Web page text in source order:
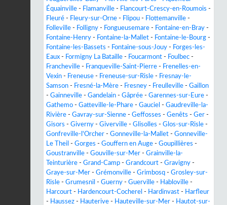
Équainville - Flamanville - Flancourt-Crescy-en-Roumois -
Fleuré - Fleury-sur-Orne - Flipou - Flottemanville -
Folleville - Folligny - Fongueusemare - Fontaine-en-Bray -
Fontaine-Henry - Fontaine-la-Mallet - Fontaine-le-Bourg -
Fontaine-les-Bassets - Fontaine-sous-Jouy - Forges-les-
Eaux - Formigny La Bataille - Foucarmont - Foulbec -
Francheville - Franqueville-Saint-Pierre - Frenelles-en-
Vexin - Freneuse - Freneuse-sur-Risle - Fresnay-le-
Samson - Fresné-la-Mère - Fresney - Freulleville - Gaillon
- Gainneville - Gandelain - Gâprée - Garennes-sur-Eure -
Gathemo - Gatteville-le-Phare - Gauciel - Gaudreville-la-
Rivière - Gavray-sur-Sienne - Geffosses - Genêts - Ger -
Gisors - Giverny - Giverville - Glisolles - Glos-sur-Risle -
Gonfreville-l'Orcher - Gonneville-la-Mallet - Gonneville-
Le Theil - Gorges - Gouffern en Auge - Goupillières -
Goustranville - Gouville-sur-Mer - Grainville-la-
Teinturière - Grand-Camp - Grandcourt - Gravigny -
Graye-sur-Mer - Grémonville - Grimbosq - Grosley-sur-
Risle - Grumesnil - Guerny - Guerville - Habloville -
Harcourt - Hardencourt-Cocherel - Hardinvast - Harfleur
- Haussez - Hauterive - Hauteville-sur-Mer - Hautot-sur-